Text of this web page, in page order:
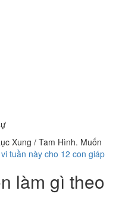
Xung / Tam Hình. Muốn
tuần này cho 12 con giáp
làm gì theo